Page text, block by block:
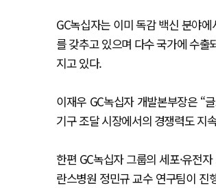
GC녹십자는 이미 독감 백신 분야
를 갖추고 있으며 다수 국가에 수
지고 있다.
이재우 GC녹십자 개발본부장은 “
기구 조달 시장에서의 경쟁력도 지
한편 GC녹십자 그룹의 세포·유전
란스병원 정민규 교수 연구팀이 진